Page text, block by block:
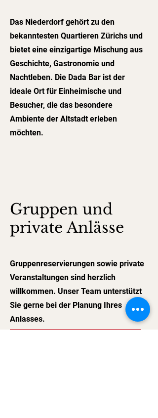
Das Niederdorf gehört zu den
bekanntesten Quartieren Zürichs und
bietet eine einzigartige Mischung aus
Geschichte, Gastronomie und
Nachtleben. Die Dada Bar ist der
ideale Ort für Einheimische und
Besucher, die das besondere
Ambiente der Altstadt erleben
möchten.
Gruppen und
private Anlässe
Gruppenreservierungen sowie private
Veranstaltungen sind herzlich
willkommen. Unser Team unterstützt
Sie gerne bei der Planung Ihres
Anlasses.